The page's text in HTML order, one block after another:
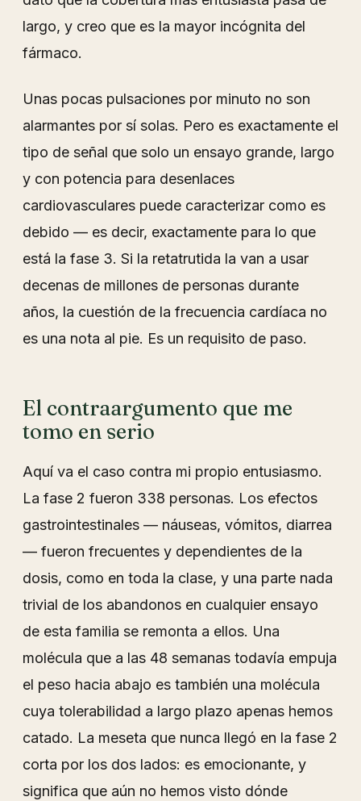
largo, y creo que es la mayor incógnita del
fármaco.
Unas pocas pulsaciones por minuto no son
alarmantes por sí solas. Pero es exactamente el
tipo de señal que solo un ensayo grande, largo
y con potencia para desenlaces
cardiovasculares puede caracterizar como es
debido — es decir, exactamente para lo que
está la fase 3. Si la retatrutida la van a usar
decenas de millones de personas durante
años, la cuestión de la frecuencia cardíaca no
es una nota al pie. Es un requisito de paso.
El contraargumento que me
tomo en serio
Aquí va el caso contra mi propio entusiasmo.
La fase 2 fueron 338 personas. Los efectos
gastrointestinales — náuseas, vómitos, diarrea
— fueron frecuentes y dependientes de la
dosis, como en toda la clase, y una parte nada
trivial de los abandonos en cualquier ensayo
de esta familia se remonta a ellos. Una
molécula que a las 48 semanas todavía empuja
el peso hacia abajo es también una molécula
cuya tolerabilidad a largo plazo apenas hemos
catado. La meseta que nunca llegó en la fase 2
corta por los dos lados: es emocionante, y
significa que aún no hemos visto dónde